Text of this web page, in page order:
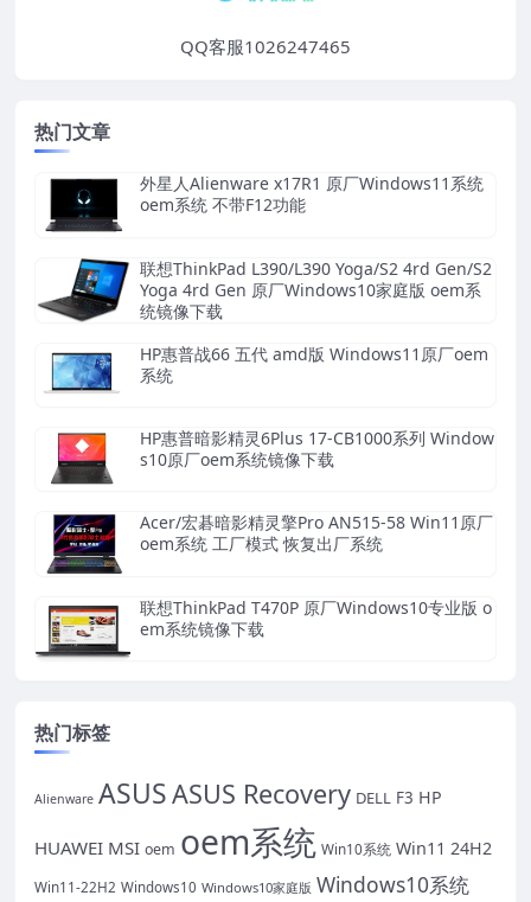
QQ客服1026247465
热门文章
外星人Alienware x17R1 原厂Windows11系统
oem系统 不带F12功能
联想ThinkPad L390/L390 Yoga/S2 4rd Gen/S2
Yoga 4rd Gen 原厂Windows10家庭版 oem系
统镜像下载
HP惠普战66 五代 amd版 Windows11原厂oem
系统
HP惠普暗影精灵6Plus 17-CB1000系列 Window
s10原厂oem系统镜像下载
Acer/宏碁暗影精灵擎Pro AN515-58 Win11原厂
oem系统 工厂模式 恢复出厂系统
联想ThinkPad T470P 原厂Windows10专业版 o
em系统镜像下载
热门标签
Alienware ASUSASUS Recovery DELL F3 HP
HUAWEI MSI oem oem系统 Win10系统 Win11 24H2
Win11-22H2 Windows10 Windows10家庭版 Windows10系统